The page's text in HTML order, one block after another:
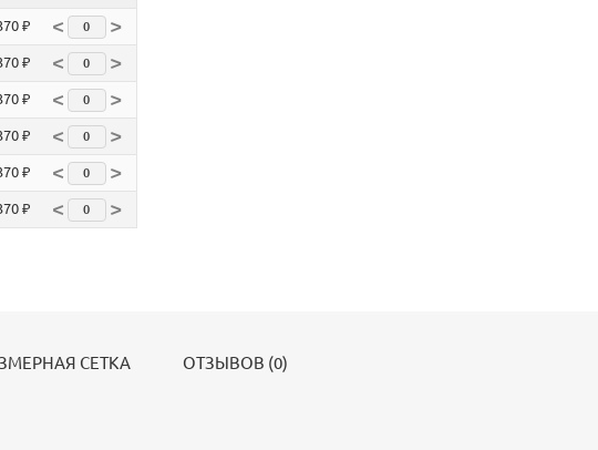
₽ < >
₽ < >
₽ < >
₽ < >
₽ < >
₽ < >
СЕТКА ОТЗЫВОВ (0)